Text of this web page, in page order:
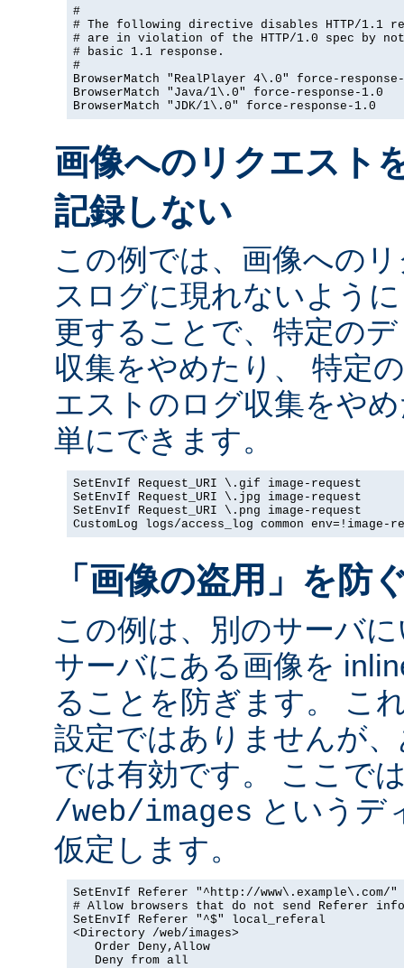
#
# The following directive disables HTTP/1.1
# are in violation of the HTTP/1.0 spec by
# basic 1.1 response.
#
BrowserMatch "RealPlayer 4\.0" force-
BrowserMatch "Java/1\.0" force-response-1.0
BrowserMatch "JDK/1\.0" force-response-1.0
画像へのリクエスト
記録しない
この例では、画像への
スログに現れないよう
更することで、特定の
収集をやめたり、 特定
エストのログ収集をや
単にできます。
SetEnvIf Request_URI \.gif image-request
SetEnvIf Request_URI \.jpg image-request
SetEnvIf Request_URI \.png image-request
CustomLog logs/access_log common env=!image-
「画像の盗用」を防
この例は、別のサーバ
サーバにある画像を
ることを防ぎます。 こ
設定ではありませんが
では有効です。 ここで
/web/images というデ
仮定します。
SetEnvIf Referer "^http://
# Allow browsers that do not send Referer info
SetEnvIf Referer "^$" local_referal
<Directory /web/images>
   Order Deny,Allow
   Deny from all